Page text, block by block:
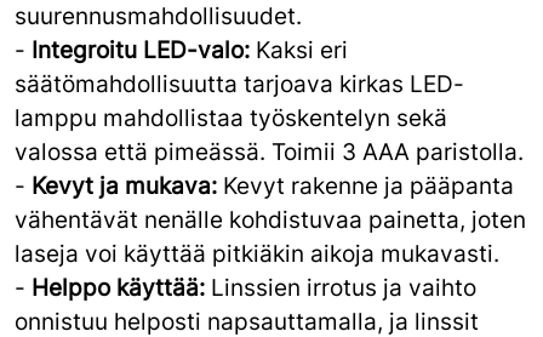
suurennusmahdollisuudet.
- Integroitu LED-valo: Kaksi eri
säätömahdollisuutta tarjoava kirkas LED-
lamppu mahdollistaa työskentelyn sekä
valossa että pimeässä. Toimii 3 AAA paristolla.
- Kevyt ja mukava: Kevyt rakenne ja pääpanta
vähentävät nenälle kohdistuvaa painetta, joten
laseja voi käyttää pitkiäkin aikoja mukavasti.
- Helppo käyttää: Linssien irrotus ja vaihto
onnistuu helposti napsauttamalla, ja linssit